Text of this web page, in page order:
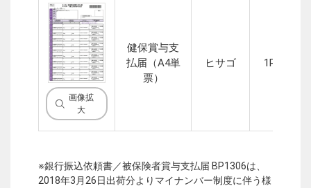
画像拡
大
健保賞与支
払届（A4単
票）
ヒサゴ 1P
※銀行振込依頼書／被保険者賞与支払届 BP1306は、
2018年3月26日出荷分よりマイナンバー制度に伴う様